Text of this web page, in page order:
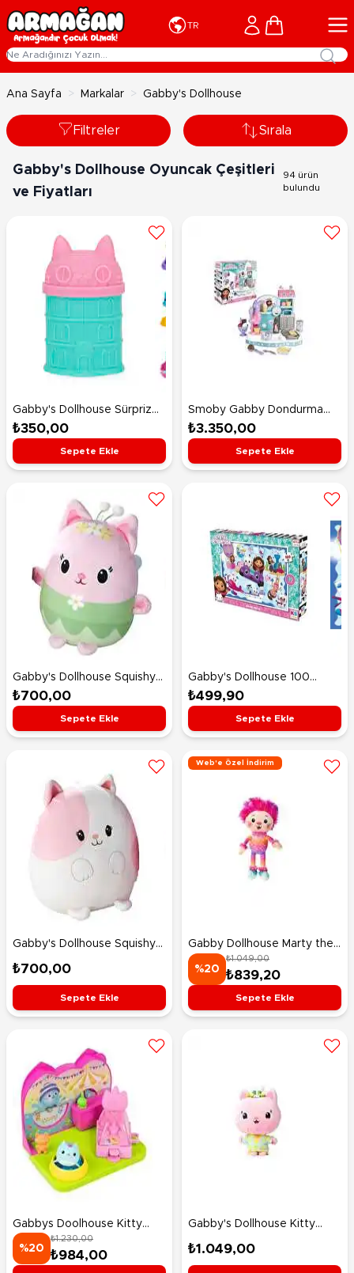
İçeriğe geç
TR Cart
Ana Sayfa > Markalar > Gabby's Dollhouse
Filtreler Sırala
Gabby's Dollhouse Oyuncak Çeşitleri
ve Fiyatları
94 ürün
bulundu
Gabby's Dollhouse Sürpriz
Paket
₺350,00
Sepete Ekle
Smoby Gabby Dondurma
Fabrikası
₺3.350,00
Sepete Ekle
Gabby's Dollhouse Squishy
Peluş Kitty Fairy
₺700,00
Sepete Ekle
Gabby's Dollhouse 100
Parça Puzzle
₺499,90
Sepete Ekle
Gabby's Dollhouse Squishy
Peluş Hamster
₺700,00
Sepete Ekle
Web'e Özel İndirim
Gabby Dollhouse Marty the
Party Kedi Peluş 25 Cm
%20
₺1.049,00
₺839,20
Sepete Ekle
Gabbys Doolhouse Kitty
Narwhal's Carnival Room
%20
₺1.230,00
₺984,00
Gabby's Dollhouse Kitty
Fairy Peluş
₺1.049,00